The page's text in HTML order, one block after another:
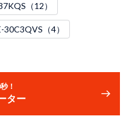
（12）
30C3QVS（4）
！
ター